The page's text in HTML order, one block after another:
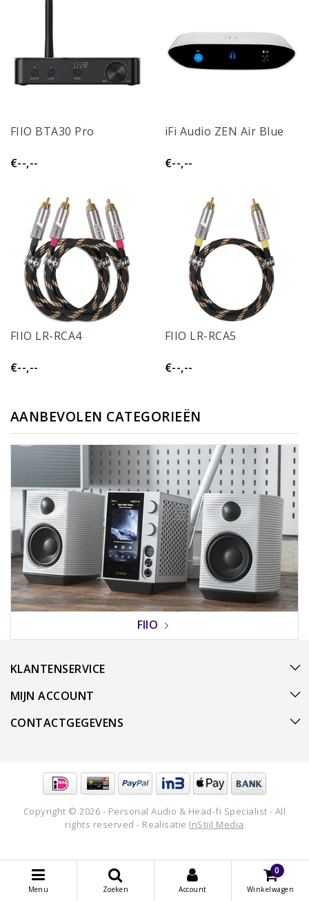
FIIO BTA30 Pro
€--,--
iFi Audio ZEN Air Blue
€--,--
FIIO LR-RCA4
€--,--
FIIO LR-RCA5
€--,--
AANBEVOLEN CATEGORIEËN
FIIO
KLANTENSERVICE
MIJN ACCOUNT
CONTACTGEGEVENS
Copyright © 2026 - Personal Audio & Head-fi Specialist - All
rights reserved - Realisatie InStijl Media
Menu Zoeken Account
0
Winkelwagen